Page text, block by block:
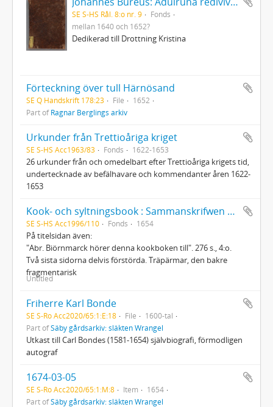
SE S-HS Rål. 8:o nr. 9
Fonds
mellan 1640 och 1652?
Dedikerad till Drottning Kristina
Förteckning över tull Härnösand
SE Q Handskrift 178:23 File
1652
Part ofRagnar Berglings arkiv
Urkunder från Trettioåriga kriget
SE S-HS Acc1963/83 Fonds 1622-1653
26 urkunder från och omedelbart efter Trettioåriga krigets tid,
undertecknade av befälhavare och kommendanter åren 1622-
1653
Kook- och syltningsbook : Sammanskrifwen af min Sahlig Fader, Olof Biörnmarck
SE S-HS Acc1996/110 Fonds 1654
På titelsidan även:
"Abr. Biörnmarck hörer denna kookboken till". 276 s., 4:o.
Två sista sidorna delvis förstörda. Träpärmar, den bakre
fragmentarisk
Untitled
Friherre Karl Bonde
SE S-Ro Acc2020/65:1:E:18 File
1600-tal
Part ofSäby gårdsarkiv: släkten Wrangel
Utkast till Carl Bondes (1581-1654) självbiografi, förmodligen
autograf
1674-03-05
SE S-Ro Acc2020/65:1:M:8 Item
1654
Part ofSäby gårdsarkiv: släkten Wrangel